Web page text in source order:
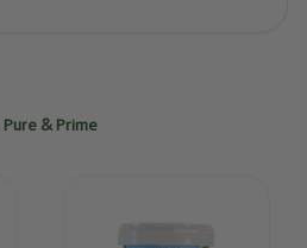
Pure & Prime
Marma